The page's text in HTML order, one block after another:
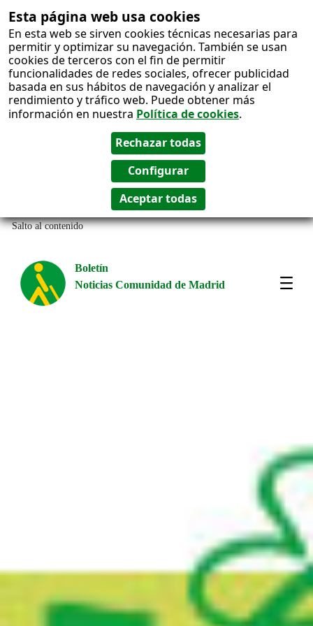
Esta página web usa cookies
En esta web se sirven cookies técnicas necesarias para
permitir y optimizar su navegación. También se usan
cookies de terceros con el fin de permitir
funcionalidades de redes sociales, ofrecer publicidad
basada en sus hábitos de navegación y analizar el
rendimiento y tráfico web. Puede obtener más
información en nuestra Política de cookies.
Salto al contenido
Boletín
Noticias Comunidad de Madrid